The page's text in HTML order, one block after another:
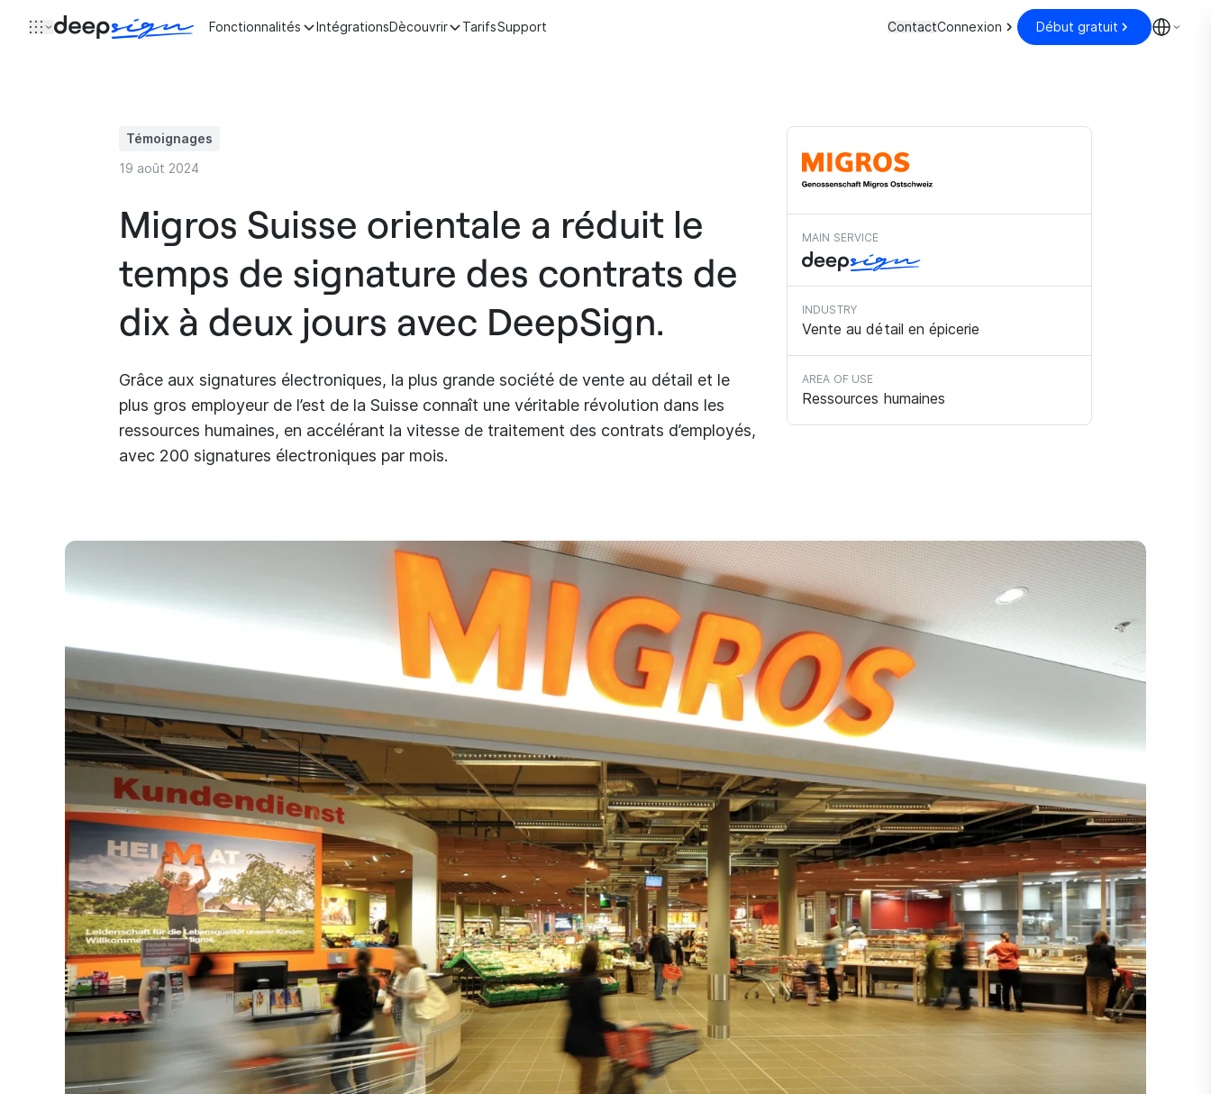
Fonctionnalités IntégrationsDècouvrir TarifsSupport ContactConnexion Début gratuit
Témoignages
19 août 2024
Migros Suisse orientale a réduit le
temps de signature des contrats de
dix à deux jours avec DeepSign.
Grâce aux signatures électroniques, la plus grande société de vente au détail et le
plus gros employeur de l’est de la Suisse connaît une véritable révolution dans les
ressources humaines, en accélérant la vitesse de traitement des contrats d’employés,
avec 200 signatures électroniques par mois.
MAIN SERVICE
INDUSTRY
Vente au détail en épicerie
AREA OF USE
Ressources humaines